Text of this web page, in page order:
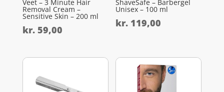
Veet – 3 Minute Hair
Removal Cream –
Sensitive Skin – 200 ml
kr.59,00
ShaveSafe – Barbergel
Unisex – 100 ml
kr. 119,00